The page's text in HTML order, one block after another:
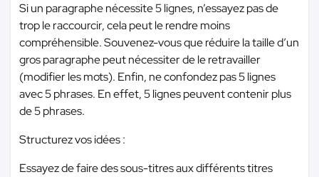
Si un paragraphe nécessite 5 lignes, n’essayez pas de
trop le raccourcir, cela peut le rendre moins
compréhensible. Souvenez-vous que réduire la taille d’un
gros paragraphe peut nécessiter de le retravailler
(modifier les mots). Enfin, ne confondez pas 5 lignes
avec 5 phrases. En effet, 5 lignes peuvent contenir plus
de 5 phrases.
Structurez vos idées :
Essayez de faire des sous-titres aux différents titres